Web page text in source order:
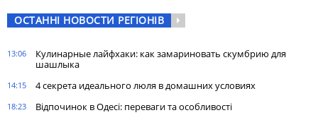
ОСТАННІ НОВОСТИ РЕГІОНІВ
13:06
Кулинарные лайфхаки: как замариновать скумбрию для
шашлыка
14:15 4 секрета идеального люля в домашних условиях
18:23 Відпочинок в Одесі: переваги та особливості